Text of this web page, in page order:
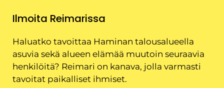
Ilmoita Reimarissa
Haluatko tavoittaa Haminan talousalueella
asuvia sekä alueen elämää muutoin seuraavia
henkilöitä? Reimari on kanava, jolla varmasti
tavoitat paikalliset ihmiset.